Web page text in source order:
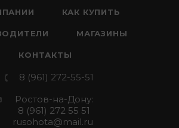
КАК КУПИТЬ
МАГАЗИНЫ
КОНТАКТЫ
8 (961) 272-55-51
Ростов-на-Дону:
8 (961) 272 55 51
rusohota@mail.ru